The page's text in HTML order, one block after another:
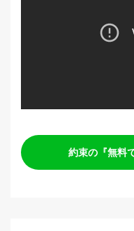
約束の『無料